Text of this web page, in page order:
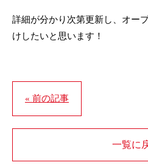
詳細が分かり次第更新し、オー
けしたいと思います！
« 前の記事
一覧に